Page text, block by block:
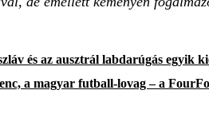
és az ausztrál labdarúgás egyik
a magyar futball-lovag – a